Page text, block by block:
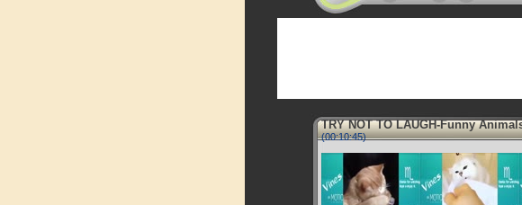
TRY NOT TO LAUGH-Funny
(00:10:45)